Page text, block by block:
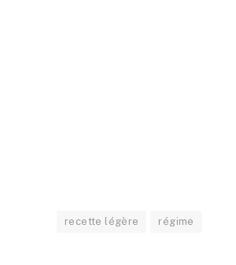
recette légère régime